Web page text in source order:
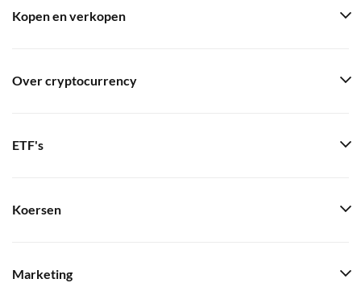
Kopen en verkopen
Over cryptocurrency
ETF's
Koersen
Marketing